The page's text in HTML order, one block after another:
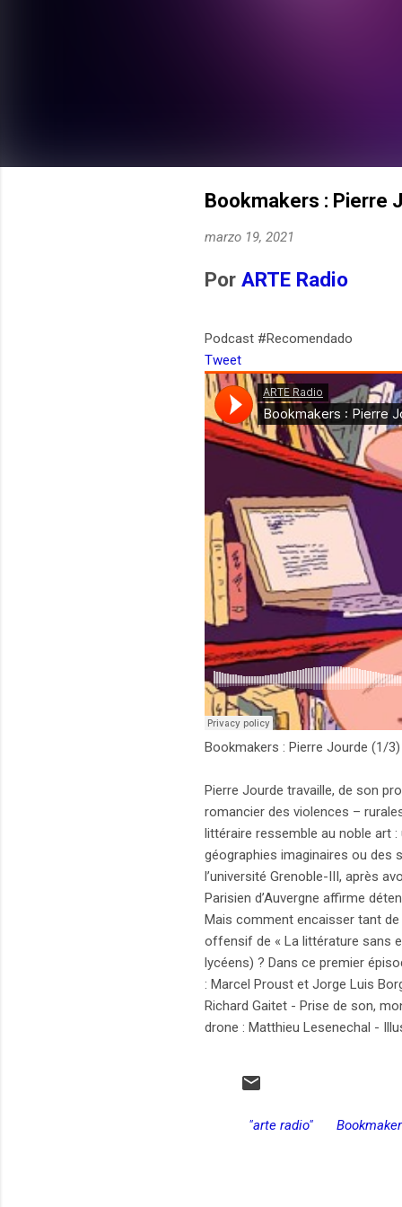
Bookmakers : Pierre
marzo 19, 2021
Por ARTE Radio
Podcast #Recomendado
Tweet
Bookmakers : Pierre Jourde (1/3)
Pierre Jourde travaille, de son
romancier des violences –
littéraire ressemble au noble art :
géographies imaginaires ou des
l’université Grenoble-III, après
Parisien d’Auvergne affirme
Mais comment encaisser tant
offensif de « La littérature sans
lycéens) ? Dans ce premier
: Marcel Proust et Jorge Luis
Richard Gaitet - Prise de son,
drone : Matthieu Lesenechal -
"arte radio"